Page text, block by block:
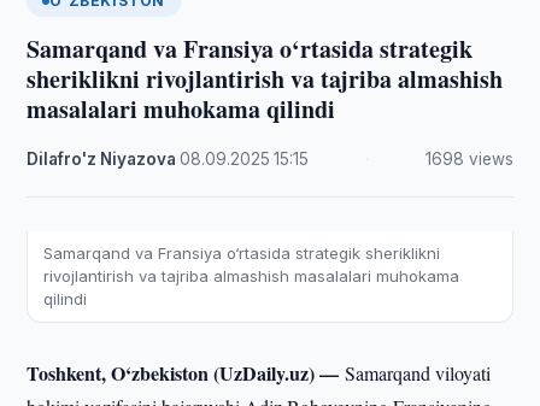
Samarqand va Fransiya o‘rtasida strategik
sheriklikni rivojlantirish va tajriba almashish
masalalari muhokama qilindi
Dilafro'z Niyazova ·08.09.2025 ·15:15 1698 views
Samarqand va Fransiya o‘rtasida strategik sheriklikni
rivojlantirish va tajriba almashish masalalari muhokama
qilindi
Toshkent, O‘zbekiston (UzDaily.uz) —Samarqand viloyati